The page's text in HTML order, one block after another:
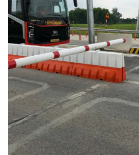
Trung du và miền núi phía Bắc
Đồng bằng sông Hồng
Bắc Trung Bộ
Duyên hải Nam Trung Bộ và Tây
Nguyên
Đông Nam Bộ
Đồng bằng sông Cửu Long
Chuyên trang Hà Nội